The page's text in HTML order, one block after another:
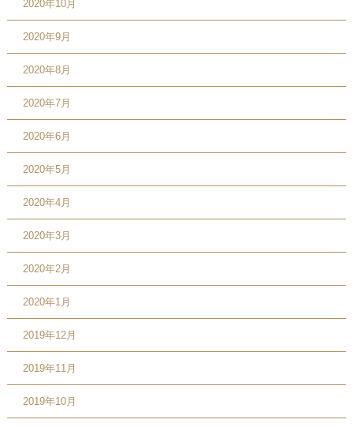
2020年10月
2020年9月
2020年8月
2020年7月
2020年6月
2020年5月
2020年4月
2020年3月
2020年2月
2020年1月
2019年12月
2019年11月
2019年10月